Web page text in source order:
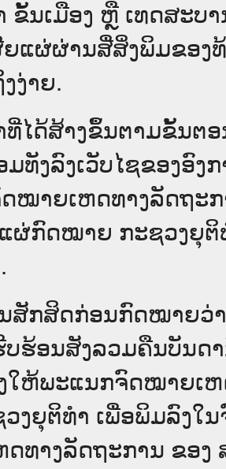
ຂັ້ນເມືອງ ຫຼື ເທດ​ສະ​ບ
ຍແຜ່​ຜ່ານ​ສື່ສິ່ງພິມຂອງ
ງ່າຍ.
ໄດ້ສ້າງຂຶ້ນຕາມຂັ້ນຕ
ທັງລົງເວັບໄຊຂອງອົ
ດໝາຍເຫດທາງລັດຖ
ຜ່ກົດໝາຍ ກະຊວງຍຸ
ກ​ສິດ​ກ່ອນ​ກົດ​ໝາຍ​ວ່
ບຮ້ອນສັງລວມຄືນບັນ
ໃຫ້​ພະແນກຈົດ​ໝາຍ​ເຫ
ງຍຸຕິທໍາ ເພື່ອພິມລົງໃ
ທາງ​ລັດ​ຖະ​ການ ຂອ